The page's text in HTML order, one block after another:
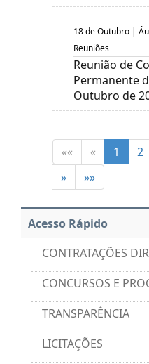
18 de Outubro |
Reuniões
Reunião de
Permanente
Outubro de
«« « 1 2
»
»»
Acesso Rápido
CONTRATAÇÕES
CONCURSOS E
TRANSPARÊNCIA
LICITAÇÕES